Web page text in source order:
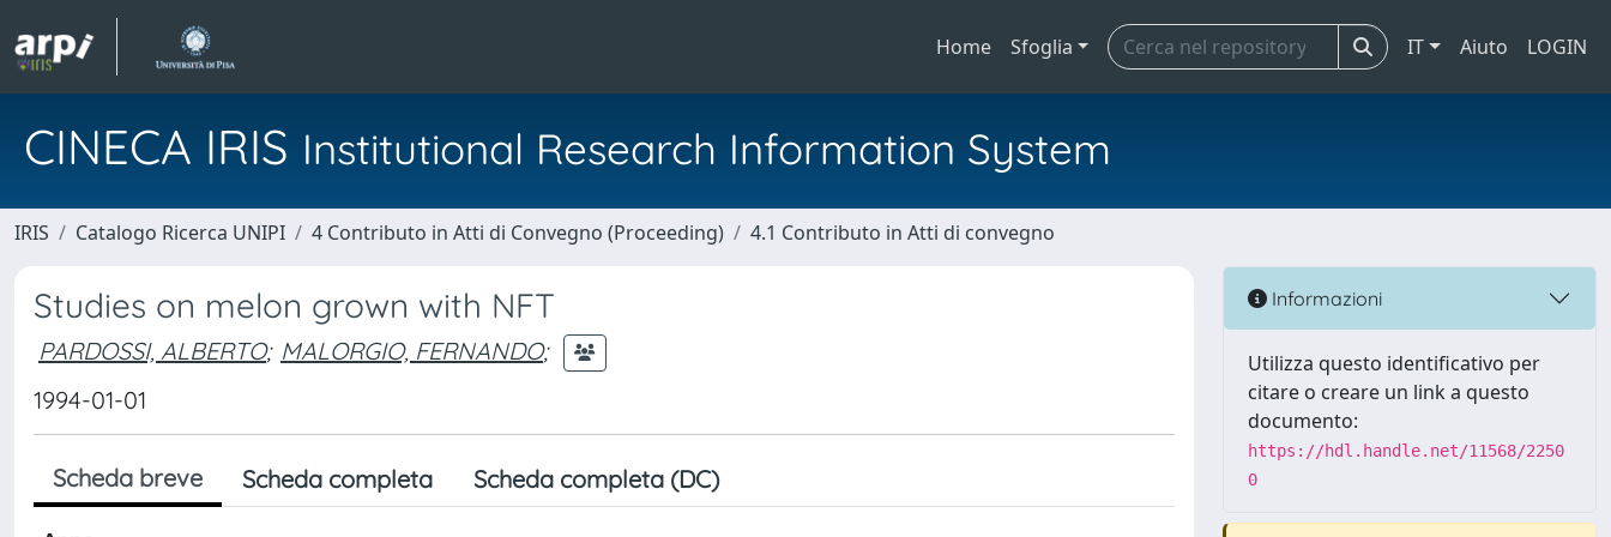
Home Sfoglia IT Aiuto LOGIN
CINECA IRIS Institutional Research Information System
IRIS Catalogo Ricerca UNIPI 4 Contributo in Atti di Convegno (Proceeding) 4.1 Contributo in Atti di convegno
Studies on melon grown with NFT
PARDOSSI, ALBERTO; MALORGIO, FERNANDO;
1994-01-01
Scheda breve Scheda completa Scheda completa (DC)
Informazioni
Utilizza questo identificativo per
citare o creare un link a questo
documento:
https://hdl.handle.net/11568/2250
0